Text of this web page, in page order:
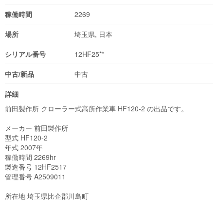
稼働時間 2269
場所 埼玉県, 日本
シリアル番号 12HF25**
中古/新品 中古
詳細
前田製作所 クローラー式高所作業車 HF120-2 の出品です。
メーカー 前田製作所
型式 HF120-2
年式 2007年
稼働時間 2269hr
製造番号 12HF2517
管理番号 A2509011
所在地 埼玉県比企郡川島町